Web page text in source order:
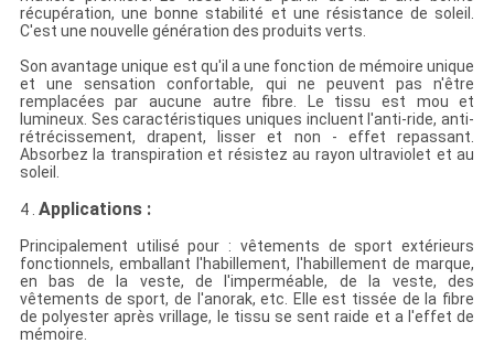
récupération, une bonne stabilité et une résistance de soleil.
C'est une nouvelle génération des produits verts.
Son avantage unique est qu'il a une fonction de mémoire unique
et une sensation confortable, qui ne peuvent pas n'être
remplacées par aucune autre fibre. Le tissu est mou et
lumineux. Ses caractéristiques uniques incluent l'anti-ride, anti-
rétrécissement, drapent, lisser et non - effet repassant.
Absorbez la transpiration et résistez au rayon ultraviolet et au
soleil.
4 . Applications :
Principalement utilisé pour : vêtements de sport extérieurs
fonctionnels, emballant l'habillement, l'habillement de marque,
en bas de la veste, de l'imperméable, de la veste, des
vêtements de sport, de l'anorak, etc. Elle est tissée de la fibre
de polyester après vrillage, le tissu se sent raide et a l'effet de
mémoire.